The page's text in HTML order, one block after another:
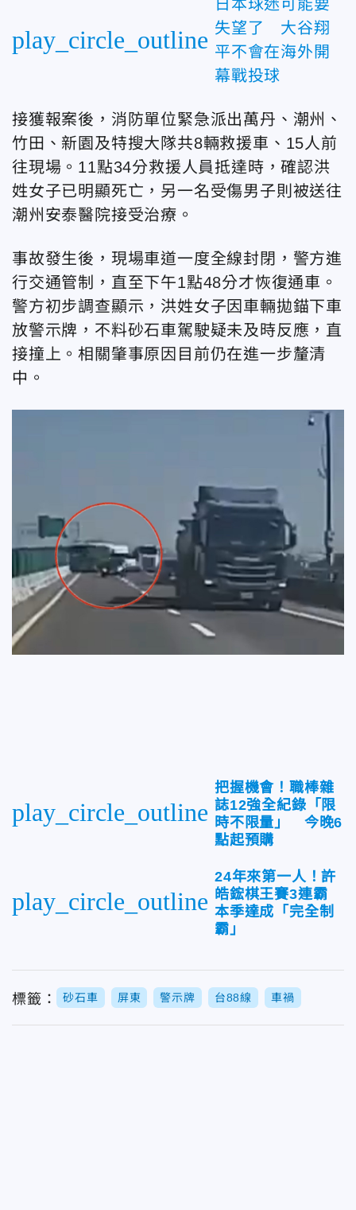
play_circle_outline
日本球迷可能要
失望了 大谷翔
平不會在海外開
幕戰投球
接獲報案後，消防單位緊急派出萬丹、潮州、
竹田、新園及特搜大隊共8輛救援車、15人前
往現場。11點34分救援人員抵達時，確認洪
姓女子已明顯死亡，另一名受傷男子則被送往
潮州安泰醫院接受治療。
事故發生後，現場車道一度全線封閉，警方進
行交通管制，直至下午1點48分才恢復通車。
警方初步調查顯示，洪姓女子因車輛拋錨下車
放警示牌，不料砂石車駕駛疑未及時反應，直
接撞上。相關肇事原因目前仍在進一步釐清
中。
play_circle_outline
把握機會！職棒雜
誌12強全紀錄「限
時不限量」 今晚6
點起預購
play_circle_outline
24年來第一人！許
皓鋐棋王賽3連霸
本季達成「完全制
霸」
標籤： 砂石車 屏東 警示牌 台88線 車禍